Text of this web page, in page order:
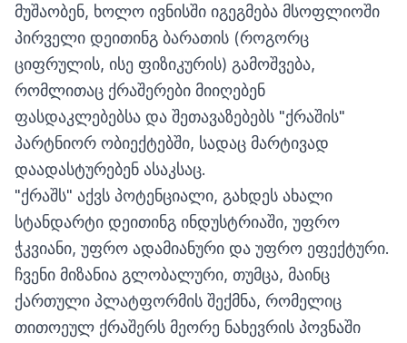
მუშაობენ, ხოლო ივნისში იგეგმება მსოფლიოში
პირველი დეითინგ ბარათის (როგორც
ციფრულის, ისე ფიზიკურის) გამოშვება,
რომლითაც ქრაშერები მიიღებენ
ფასდაკლებებსა და შეთავაზებებს "ქრაშის"
პარტნიორ ობიექტებში, სადაც მარტივად
დაადასტურებენ ასაკსაც.
"ქრაშს" აქვს პოტენციალი, გახდეს ახალი
სტანდარტი დეითინგ ინდუსტრიაში, უფრო
ჭკვიანი, უფრო ადამიანური და უფრო ეფექტური.
ჩვენი მიზანია გლობალური, თუმცა, მაინც
ქართული პლატფორმის შექმნა, რომელიც
თითოეულ ქრაშერს მეორე ნახევრის პოვნაში